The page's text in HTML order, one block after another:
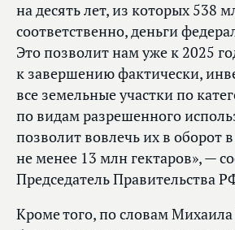
на десять лет, из которых 538
соответственно, деньги
Это позволит нам уже к 2025
к завершению фактически,
все земельные участки по
по видам разрешенного
позволит вовлечь их в оборот
не менее 13 млн гектаров», —
Председатель Правительства
Кроме того, по словам